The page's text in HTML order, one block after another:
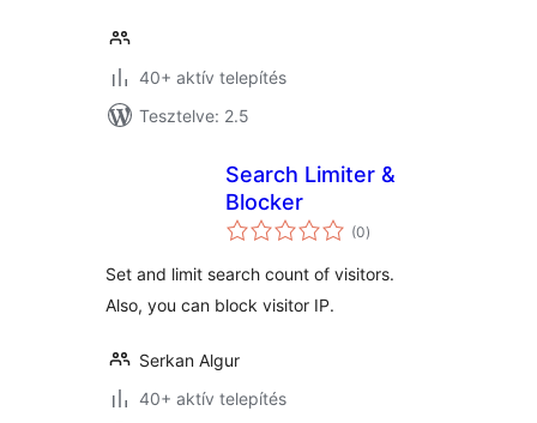
40+ aktív telepítés
Tesztelve: 2.5
Search Limiter &
Blocker
(0értékelés
összesen
)
Set and limit search count of visitors.
Also, you can block visitor IP.
Serkan Algur
40+ aktív telepítés